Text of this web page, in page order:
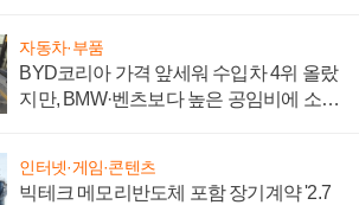
자동차·부품
BYD코리아 가격 앞세워 수입차 4위 올랐
지만, BMW·벤츠보다 높은 공임비에 소비
인터넷·게임·콘텐츠
빅테크 메모리반도체 포함 장기계약 '2.7